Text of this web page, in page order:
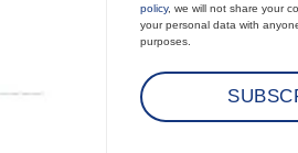
policy, we will not share your
your personal data with
purposes.